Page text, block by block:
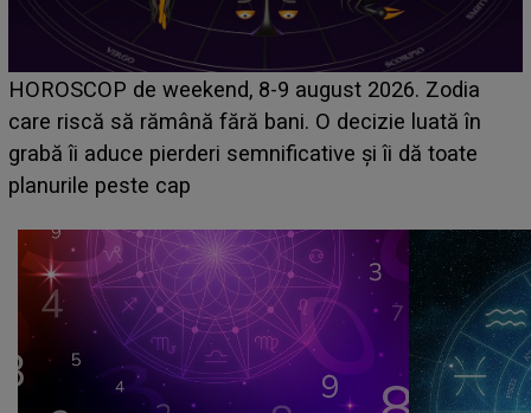
Emanuel a ținut ACEST DETALIU ASCUNS până
acum! În fața Alexandrei, concurentul din Casa Iubirii
face o MĂRTURISIRE NEAȘTEPTATĂ despre mama
sa: "I-am spus și ei în față, eu nu te iubesc pentru